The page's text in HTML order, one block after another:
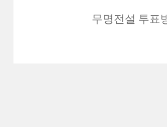
무명전설 투표